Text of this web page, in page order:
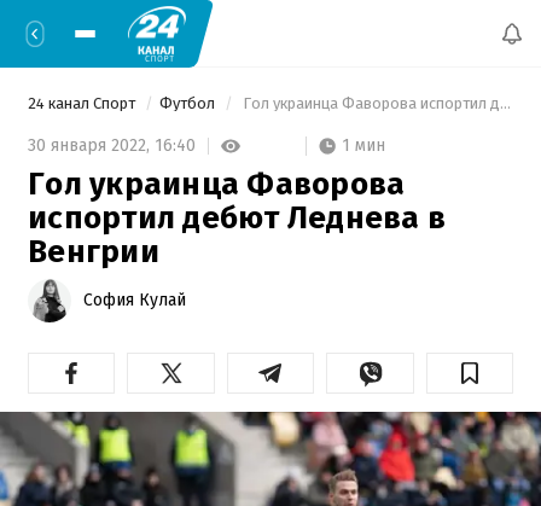
24 канал Спорт Футбол Гол украинца Фаворова испортил дебют Леднева в Венгрии
30 января 2022, 16:40 1 мин
Гол украинца Фаворова
испортил дебют Леднева в
Венгрии
София Кулай